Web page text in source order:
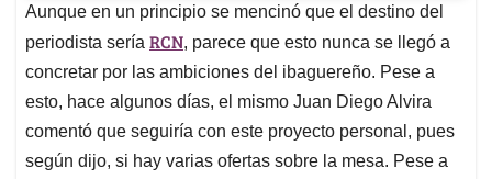
Aunque en un principio se mencinó que el destino del
periodista sería RCN, parece que esto nunca se llegó a
concretar por las ambiciones del ibaguereño. Pese a
esto, hace algunos días, el mismo Juan Diego Alvira
comentó que seguiría con este proyecto personal, pues
según dijo, si hay varias ofertas sobre la mesa. Pese a